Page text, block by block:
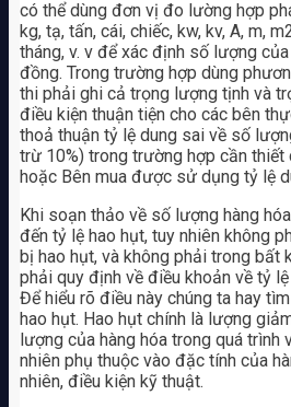
có thể dùng đơn vị đo lường hợp
kg, tạ, tấn, cái, chiếc, kw, kv, A, m,
tháng, v. v để xác định số lượng
đồng. Trong trường hợp dùng
thi phải ghi cả trọng lượng tịnh và
điều kiện thuận tiện cho các bên
thoả thuận tỷ lệ dung sai về số
trừ 10%) trong trường hợp cần thiết
hoặc Bên mua được sử dụng tỷ lệ
Khi soạn thảo về số lượng hàng
đến tỷ lệ hao hụt, tuy nhiên không
bị hao hụt, và không phải trong bất
phải quy định về điều khoản về tỷ
Để hiểu rõ điều này chúng ta hay
hao hụt. Hao hụt chính là lượng
lượng của hàng hóa trong quá trình
nhiên phụ thuộc vào đặc tính của
nhiên, điều kiện kỹ thuật.